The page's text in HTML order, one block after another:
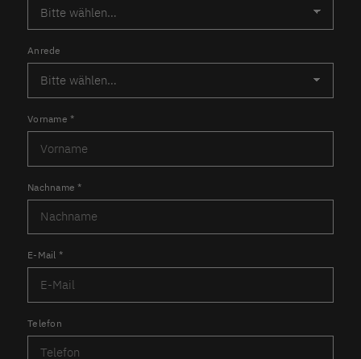
Anrede
Vorname*
Nachname*
E-Mail *
Telefon